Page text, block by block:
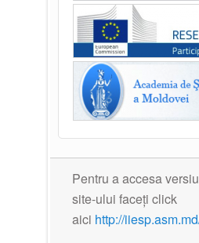
Pentru a accesa
site-ului faceți click
aici http://